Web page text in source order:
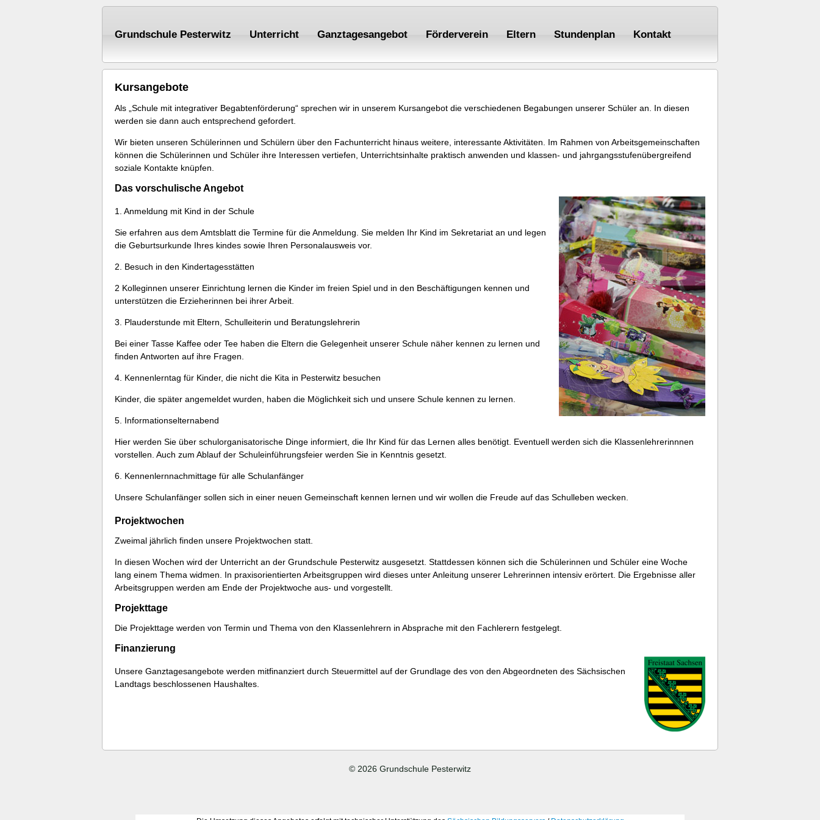
Grundschule Pesterwitz Unterricht Ganztagesangebot Förderverein Eltern Stundenplan Kontakt
Kursangebote
Als „Schule mit integrativer Begabtenförderung“ sprechen wir in unserem Kursangebot die verschiedenen Begabungen unserer Schüler an. In diesen
werden sie dann auch entsprechend gefordert.
Wir bieten unseren Schülerinnen und Schülern über den Fachunterricht hinaus weitere, interessante Aktivitäten. Im Rahmen von Arbeitsgemeinschaften
können die Schülerinnen und Schüler ihre Interessen vertiefen, Unterrichtsinhalte praktisch anwenden und klassen- und jahrgangsstufenübergreifend
soziale Kontakte knüpfen.
Das vorschulische Angebot
1. Anmeldung mit Kind in der Schule
Sie erfahren aus dem Amtsblatt die Termine für die Anmeldung. Sie melden Ihr Kind im Sekretariat an und legen
die Geburtsurkunde Ihres kindes sowie Ihren Personalausweis vor.
2. Besuch in den Kindertagesstätten
2 Kolleginnen unserer Einrichtung lernen die Kinder im freien Spiel und in den Beschäftigungen kennen und
unterstützen die Erzieherinnen bei ihrer Arbeit.
3. Plauderstunde mit Eltern, Schulleiterin und Beratungslehrerin
Bei einer Tasse Kaffee oder Tee haben die Eltern die Gelegenheit unserer Schule näher kennen zu lernen und
finden Antworten auf ihre Fragen.
4. Kennenlerntag für Kinder, die nicht die Kita in Pesterwitz besuchen
Kinder, die später angemeldet wurden, haben die Möglichkeit sich und unsere Schule kennen zu lernen.
5. Informationselternabend
Hier werden Sie über schulorganisatorische Dinge informiert, die Ihr Kind für das Lernen alles benötigt. Eventuell werden sich die Klassenlehrerinnnen
vorstellen. Auch zum Ablauf der Schuleinführungsfeier werden Sie in Kenntnis gesetzt.
6. Kennenlernnachmittage für alle Schulanfänger
Unsere Schulanfänger sollen sich in einer neuen Gemeinschaft kennen lernen und wir wollen die Freude auf das Schulleben wecken.
Projektwochen
Zweimal jährlich finden unsere Projektwochen statt.
In diesen Wochen wird der Unterricht an der Grundschule Pesterwitz ausgesetzt. Stattdessen können sich die Schülerinnen und Schüler eine Woche
lang einem Thema widmen. In praxisorientierten Arbeitsgruppen wird dieses unter Anleitung unserer Lehrerinnen intensiv erörtert. Die Ergebnisse aller
Arbeitsgruppen werden am Ende der Projektwoche aus- und vorgestellt.
Projekttage
Die Projekttage werden von Termin und Thema von den Klassenlehrern in Absprache mit den Fachlerern festgelegt.
Finanzierung
Unsere Ganztagesangebote werden mitfinanziert durch Steuermittel auf der Grundlage des von den Abgeordneten des Sächsischen
Landtags beschlossenen Haushaltes.
© 2026 Grundschule Pesterwitz